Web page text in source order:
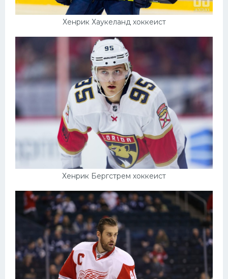
Хенрик Хаукеланд хоккеист
Хенрик Бергстрем хоккеист